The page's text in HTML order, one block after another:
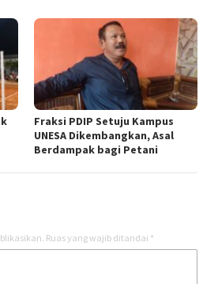
Fraksi PDIP Setuju Kampus
UNESA Dikembangkan, Asal
Berdampak bagi Petani
Ruas yang wajib ditandai *